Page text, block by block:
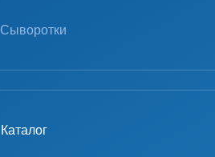
Сыворотки
Каталог